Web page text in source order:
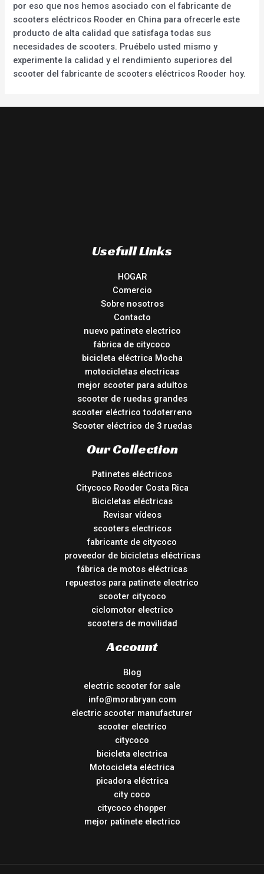
por eso que nos hemos asociado con el fabricante de
scooters eléctricos Rooder en China para ofrecerle este
producto de alta calidad que satisfaga todas sus
necesidades de scooters. Pruébelo usted mismo y
experimente la calidad y el rendimiento superiores del
scooter del fabricante de scooters eléctricos Rooder hoy.
Usefull Links
HOGAR
Comercio
Sobre nosotros
Contacto
nuevo patinete electrico
fábrica de citycoco
bicicleta eléctrica Mocha
motocicletas electricas
mejor scooter para adultos
scooter de ruedas grandes
scooter eléctrico todoterreno
Scooter eléctrico de 3 ruedas
Our Collection
Patinetes eléctricos
Citycoco Rooder Costa Rica
Bicicletas eléctricas
Revisar vídeos
scooters electricos
fabricante de citycoco
proveedor de bicicletas eléctricas
fábrica de motos eléctricas
repuestos para patinete electrico
scooter citycoco
ciclomotor electrico
scooters de movilidad
Account
Blog
electric scooter for sale
info@morabryan.com
electric scooter manufacturer
scooter electrico
citycoco
bicicleta electrica
Motocicleta eléctrica
picadora eléctrica
city coco
citycoco chopper
mejor patinete electrico